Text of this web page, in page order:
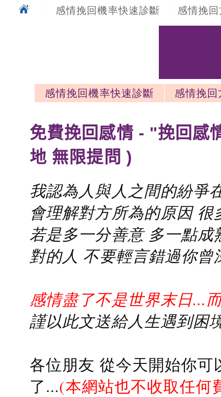
感情挽回機率快速診斷 感情挽
感情挽回機率快速診斷
感情挽
免費挽回感情 - "挽回感
地 無限提問 )
我認為人與人之間的紛爭
會理解對方所為的原因
若是多一分善意 多一點
對的人 不要輕言錯過你曾
感情盡了不是世界末日...
謹以此文送給人生遇到困
各位朋友 從今天開始你
了...(本網站也不收取任何